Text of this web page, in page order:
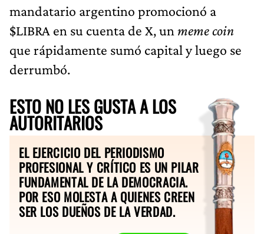
mandatario argentino promocionó a
$LIBRA en su cuenta de X, un meme coin
que rápidamente sumó capital y luego se
derrumbó.
ESTO NO LES GUSTA A LOS
AUTORITARIOS
EL EJERCICIO DEL PERIODISMO
PROFESIONAL Y CRÍTICO ES UN PILAR
FUNDAMENTAL DE LA DEMOCRACIA.
POR ESO MOLESTA A QUIENES CREEN
SER LOS DUEÑOS DE LA VERDAD.